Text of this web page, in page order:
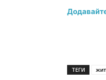
ТЕГИ